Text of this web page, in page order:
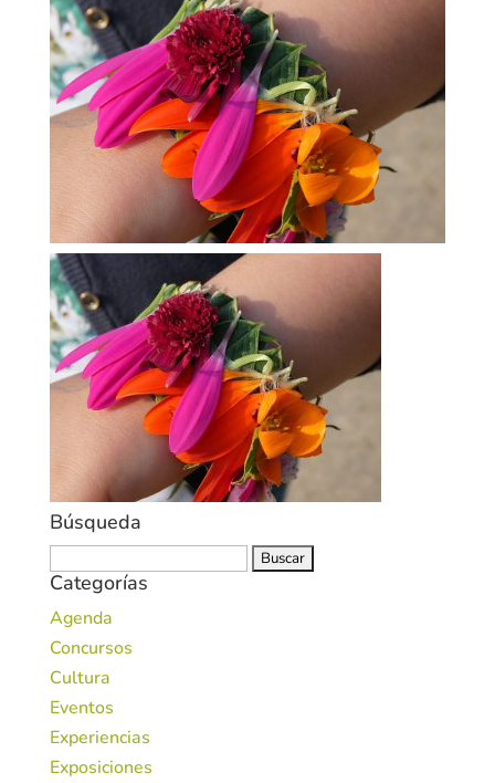
Búsqueda
Categorías
Agenda
Concursos
Cultura
Eventos
Experiencias
Exposiciones